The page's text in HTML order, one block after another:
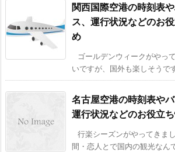
関西国際空港の時刻表
ス、運行状況などのお
め
ゴールデンウィークがやっ
いですが、国外も楽しそうで
名古屋空港の時刻表やバ
運行状況などのお役立
行楽シーズンがやってきま
間・恋人とで国内の観光なん